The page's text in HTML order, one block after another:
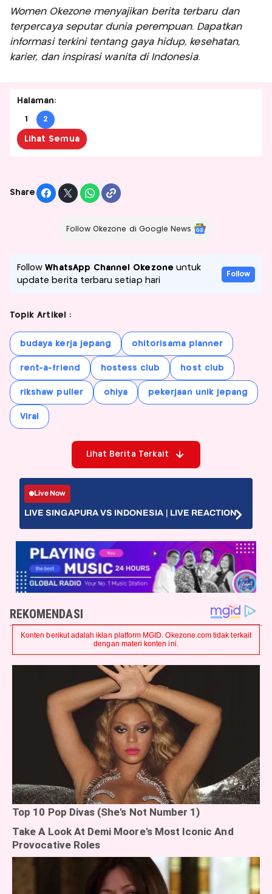
Women Okezone menyajikan berita terbaru dan
terpercaya seputar dunia perempuan. Dapatkan
informasi terkini tentang gaya hidup, kesehatan,
karier, dan inspirasi wanita di Indonesia.
Halaman:
1 2
Lihat Semua
Share
Follow Okezone di Google News
FollowWhatsApp Channel Okezone untuk
update berita terbaru setiap hari
Follow
Topik Artikel :
budaya kerja jepang ohitorisama planner
rent-a-friend hostess club host club
rikshaw puller ohiya pekerjaan unik jepang
Viral
Lihat Berita Terkait
Live Now
LIVE SINGAPURA VS INDONESIA | LIVE REACTION